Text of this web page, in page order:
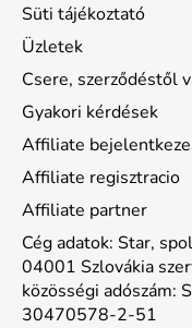
Süti tájékoztató
Üzletek
Csere, szerződéstől
Gyakori kérdések
Affiliate
Affiliate regisztracio
Affiliate partner
Cég adatok: Star,
04001 Szlovákia
közösségi adószám:
30470578-2-51